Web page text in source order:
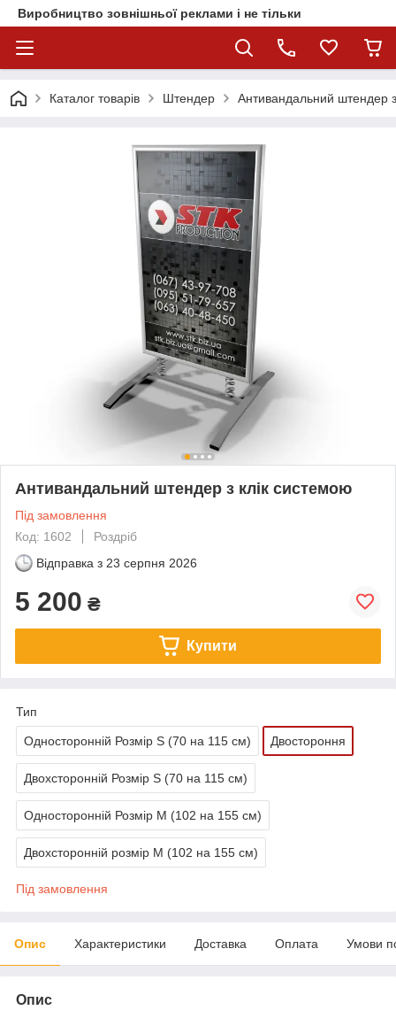
Виробництво зовнішньої реклами і не тільки
Каталог товарів Штендер Антивандальний штендер
Антивандальний штендер з клік системою
Під замовлення
Код: 1602
Роздріб
Відправка з 23 серпня 2026
5 200 ₴
Купити
Тип
Односторонній Розмір S (70 на 115 см) Двостороння
Двохсторонній Розмір S (70 на 115 см)
Односторонній Розмір М (102 на 155 см)
Двохсторонній розмір M (102 на 155 см)
Під замовлення
Опис Характеристики Доставка Оплата Умови
Опис